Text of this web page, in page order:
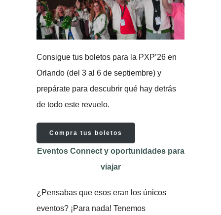
Consigue tus boletos para la PXP’26 en
Orlando (del 3 al 6 de septiembre) y
prepárate para descubrir qué hay detrás
de todo este revuelo.
Compra tus boletos
Eventos Connect y oportunidades para
viajar
¿Pensabas que esos eran los únicos
eventos? ¡Para nada! Tenemos